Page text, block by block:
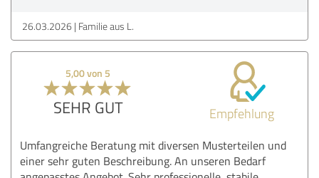
26.03.2026 Familie aus L.
5,00 von 5
SEHR GUT Empfehlung
Umfangreiche Beratung mit diversen Musterteilen und
einer sehr guten Beschreibung. An unseren Bedarf